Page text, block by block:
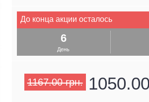
До конца акции осталось
6
День
1167.00 грн.